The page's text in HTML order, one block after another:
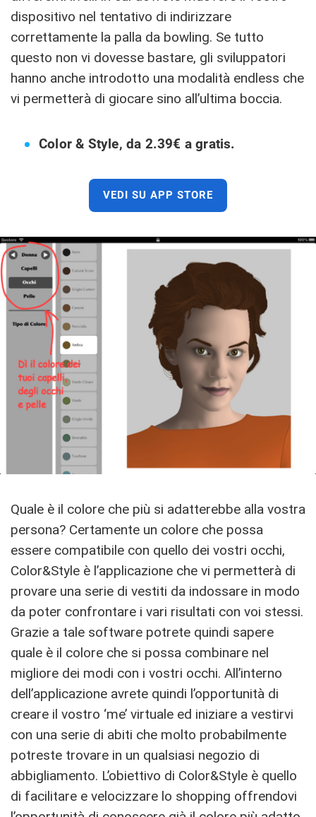
dispositivo nel tentativo di indirizzare
correttamente la palla da bowling. Se tutto
questo non vi dovesse bastare, gli sviluppatori
hanno anche introdotto una modalità endless che
vi permetterà di giocare sino all’ultima boccia.
Color & Style, da 2.39€ a gratis.
VEDI SU APP STORE
Quale è il colore che più si adatterebbe alla vostra
persona? Certamente un colore che possa
essere compatibile con quello dei vostri occhi,
Color&Style è l’applicazione che vi permetterà di
provare una serie di vestiti da indossare in modo
da poter confrontare i vari risultati con voi stessi.
Grazie a tale software potrete quindi sapere
quale è il colore che si possa combinare nel
migliore dei modi con i vostri occhi. All’interno
dell’applicazione avrete quindi l’opportunità di
creare il vostro ‘me’ virtuale ed iniziare a vestirvi
con una serie di abiti che molto probabilmente
potreste trovare in un qualsiasi negozio di
abbigliamento. L’obiettivo di Color&Style è quello
di facilitare e velocizzare lo shopping offrendovi